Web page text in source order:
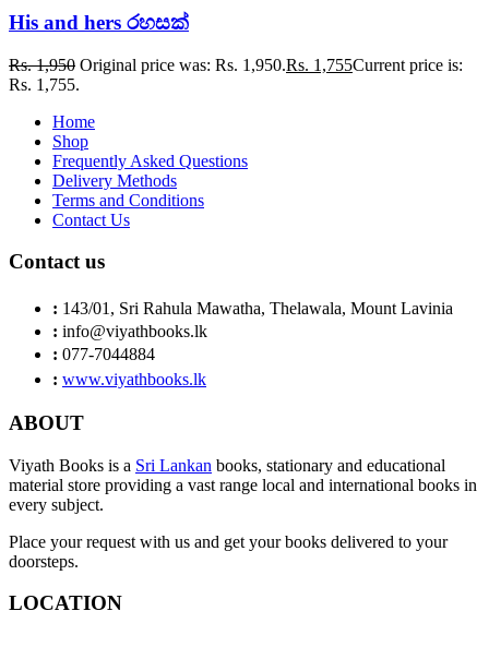
His and hers රහසක්
Rs.1,950 Original price was: Rs. 1,950.Rs. 1,755Current price is:
Rs. 1,755.
Home
Shop
Frequently Asked Questions
Delivery Methods
Terms and Conditions
Contact Us
Contact us
: 143/01, Sri Rahula Mawatha, Thelawala, Mount Lavinia
: info@viyathbooks.lk
: 077-7044884
: www.viyathbooks.lk
ABOUT
Viyath Books is a Sri Lankan books, stationary and educational
material store providing a vast range local and international books in
every subject.
Place your request with us and get your books delivered to your
doorsteps.
LOCATION